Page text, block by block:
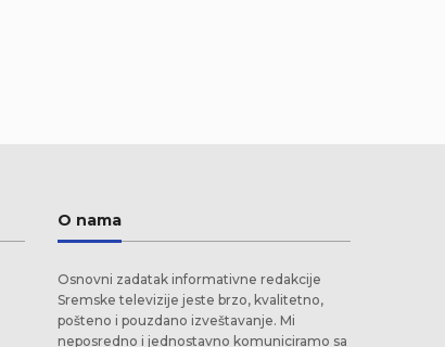
O nama
Osnovni zadatak informativne redakcije
Sremske televizije jeste brzo, kvalitetno,
pošteno i pouzdano izveštavanje. Mi
neposredno i jednostavno komuniciramo sa